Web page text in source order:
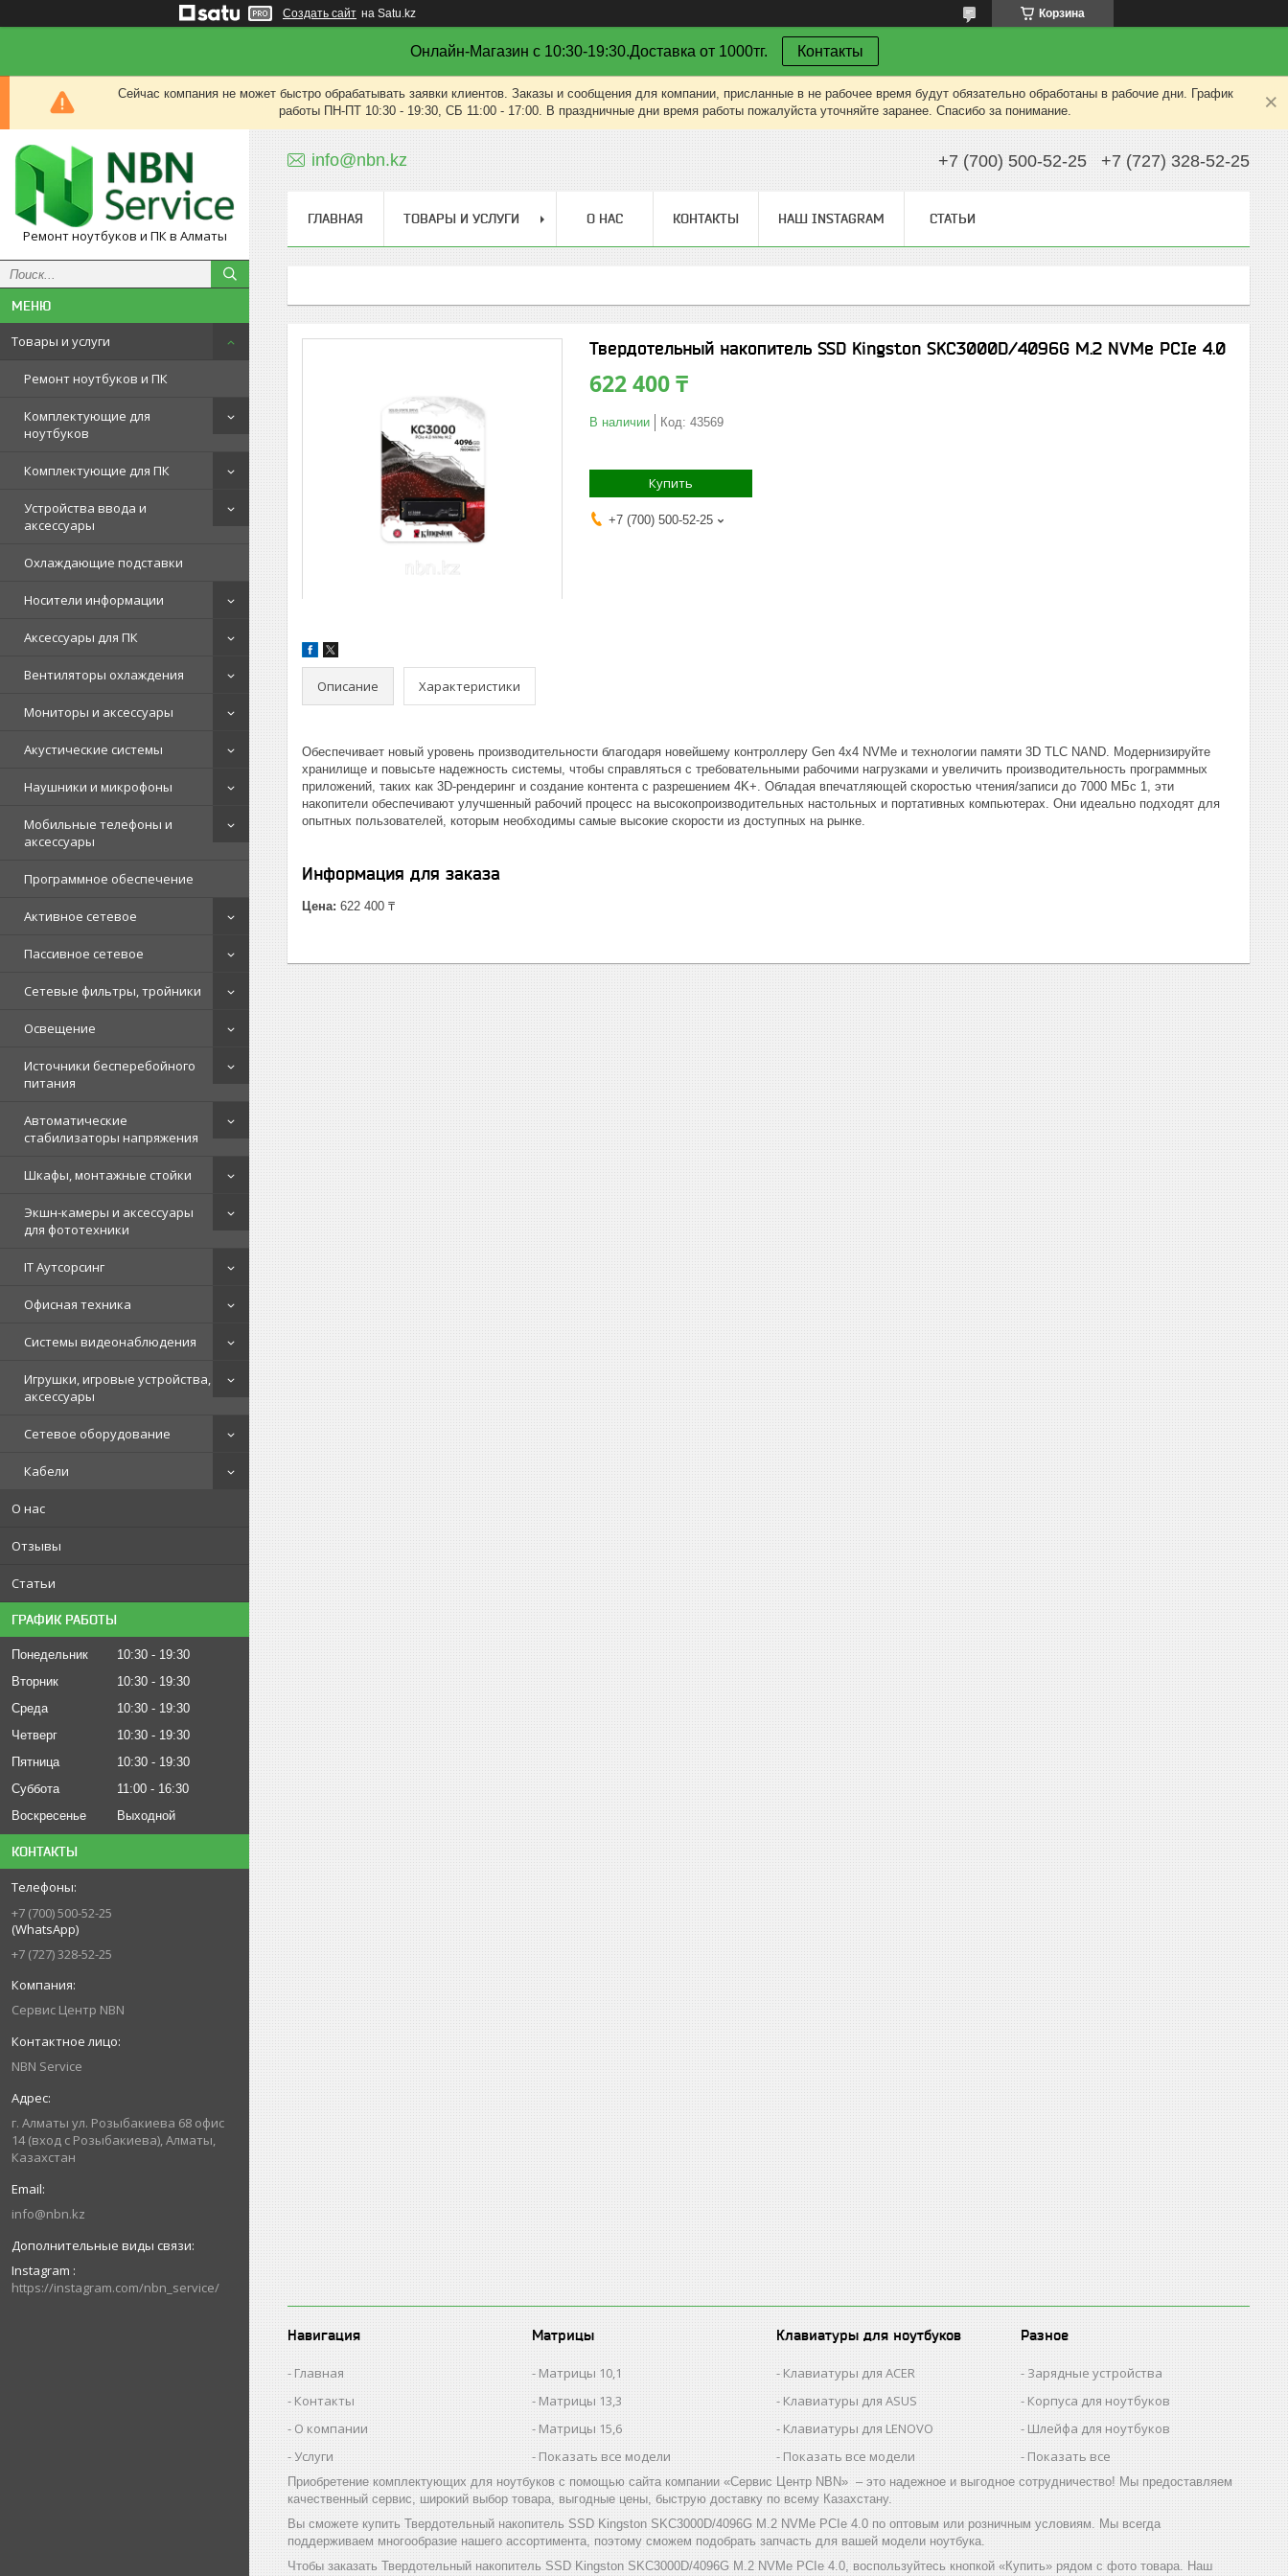
Создать сайт на Satu.kz Корзина
Онлайн-Магазин с 10:30-19:30.Доставка от 1000тг. Контакты
Сейчас компания не может быстро обрабатывать заявки клиентов. Заказы и сообщения для компании, присланные в не рабочее время будут обязательно обработаны в рабочие дни. График
работы ПН-ПТ 10:30 - 19:30, СБ 11:00 - 17:00. В праздничные дни время работы пожалуйста уточняйте заранее. Спасибо за понимание.
Ремонт ноутбуков и ПК в Алматы
Товары и услуги
Ремонт ноутбуков и ПК
Комплектующие для
ноутбуков
Комплектующие для ПК
Устройства ввода и
аксессуары
Охлаждающие подставки
Носители информации
Аксессуары для ПК
Вентиляторы охлаждения
Мониторы и аксессуары
Акустические системы
Наушники и микрофоны
Мобильные телефоны и
аксессуары
Программное обеспечение
Активное сетевое
Пассивное сетевое
Сетевые фильтры, тройники
Освещение
Источники бесперебойного
питания
Автоматические
стабилизаторы напряжения
Шкафы, монтажные стойки
Экшн-камеры и аксессуары
для фототехники
IT Аутсорсинг
Офисная техника
Системы видеонаблюдения
Игрушки, игровые устройства,
аксессуары
Сетевое оборудование
Кабели
О нас
Отзывы
Статьи
ГРАФИК РАБОТЫ
Понедельник 10:30
19:30
Вторник
10:30
19:30
Среда
10:30
19:30
Четверг
10:30
19:30
Пятница
10:30
19:30
Суббота
11:00
16:30
Воскресенье
Выходной
КОНТАКТЫ
+7 (700) 500-52-25
(WhatsApp)
+7 (727) 328-52-25
Сервис Центр NBN
NBN Service
г. Алматы ул. Розыбакиева 68 офис
14 (вход с Розыбакиева), Алматы,
Казахстан
info@nbn.kz
Instagram
https://instagram.com/nbn_service/
info@nbn.kz +7 (700) 500-52-25 +7 (727) 328-52-25
ГЛАВНАЯ ТОВАРЫ И УСЛУГИ О НАС КОНТАКТЫ НАШ INSTAGRAM СТАТЬИ
Твердотельный накопитель SSD Kingston SKC3000D/4096G M.2 NVMe PCIe 4.0
622 400 ₸
В наличии Код: 43569
Купить
+7 (700) 500-52-25
Описание Характеристики
Обеспечивает новый уровень производительности благодаря новейшему контроллеру Gen 4x4 NVMe и технологии памяти 3D TLC NAND. Модернизируйте
хранилище и повысьте надежность системы, чтобы справляться с требовательными рабочими нагрузками и увеличить производительность программных
приложений, таких как 3D-рендеринг и создание контента с разрешением 4K+. Обладая впечатляющей скоростью чтения/записи до 7000 МБс 1, эти
накопители обеспечивают улучшенный рабочий процесс на высокопроизводительных настольных и портативных компьютерах. Они идеально подходят для
опытных пользователей, которым необходимы самые высокие скорости из доступных на рынке.
Информация для заказа
Цена: 622 400 ₸
Навигация
Главная
Контакты
О компании
Услуги
Матрицы
Матрицы 10,1
Матрицы 13,3
Матрицы 15,6
Показать все модели
Клавиатуры для ноутбуков
Клавиатуры для ACER
Клавиатуры для ASUS
Клавиатуры для LENOVO
Показать все модели
Разное
Зарядные устройства
Корпуса для ноутбуков
Шлейфа для ноутбуков
Показать все
Приобретение комплектующих для ноутбуков с помощью сайта компании «Сервис Центр NBN» – это надежное и выгодное сотрудничество! Мы предоставляем
качественный сервис, широкий выбор товара, выгодные цены, быструю доставку по всему Казахстану.
Вы сможете купить Твердотельный накопитель SSD Kingston SKC3000D/4096G M.2 NVMe PCIe 4.0 по оптовым или розничным условиям. Мы всегда
поддерживаем многообразие нашего ассортимента, поэтому сможем подобрать запчасть для вашей модели ноутбука.
Чтобы заказать Твердотельный накопитель SSD Kingston SKC3000D/4096G M.2 NVMe PCIe 4.0, воспользуйтесь кнопкой «Купить» рядом с фото товара. Наш